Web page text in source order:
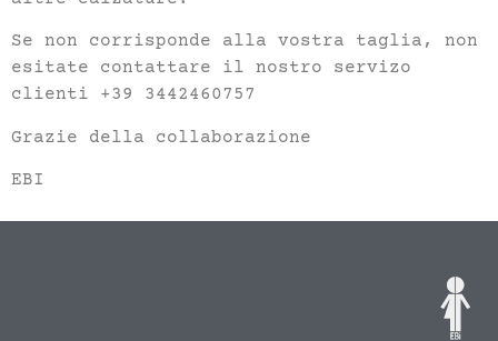
Se non corrisponde alla vostra taglia, non
esitate contattare il nostro servizo
clienti +39 3442460757
Grazie della collaborazione
EBI